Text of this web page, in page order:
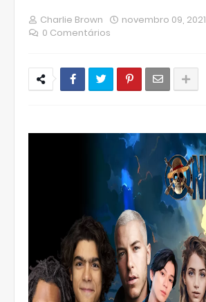
Charlie Brown
novembro 09, 2021
0 Comentários